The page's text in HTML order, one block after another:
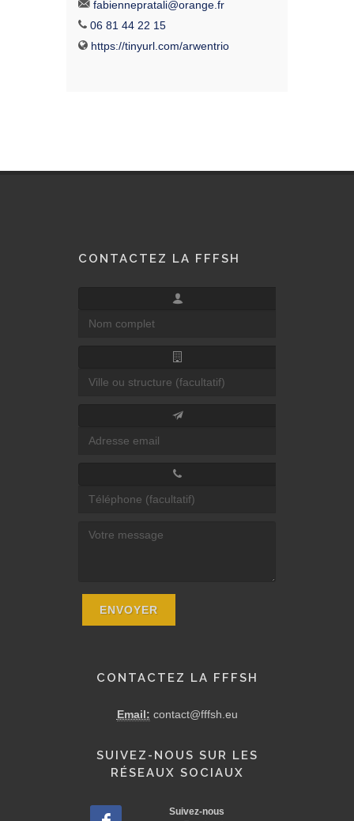
fabiennepratali@orange.fr
06 81 44 22 15
https://tinyurl.com/arwentrio
CONTACTEZ LA FFFSH
CONTACTEZ LA FFFSH
Email: contact@fffsh.eu
SUIVEZ-NOUS SUR LES
RÉSEAUX SOCIAUX
Suivez-nous